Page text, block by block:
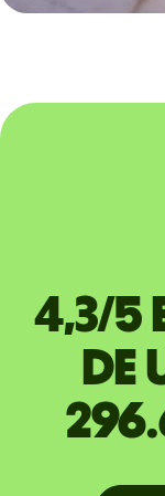
4,3/5
de